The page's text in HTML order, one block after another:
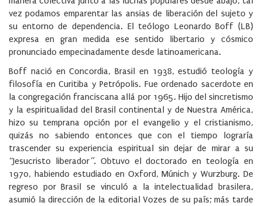
vez podamos emparentar las ansias de liberación del sujeto y
su entorno de dependencia. El teólogo Leonardo Boff (LB)
expresa en gran medida ese sentido libertario y cósmico
pronunciado empecinadamente desde latinoamericana.
Boff nació en Concordia, Brasil en 1938, estudió teología y
filosofía en Curitiba y Petrópolis. Fue ordenado sacerdote en
la congregación franciscana allá por 1965. Hijo del sincretismo
y la espiritualidad del Brasil continental y de Nuestra América,
hizo su temprana opción por el evangelio y el cristianismo,
quizás no sabiendo entonces que con el tiempo lograría
trascender su experiencia espiritual sin dejar de mirar a su
“Jesucristo liberador”. Obtuvo el doctorado en teología en
1970, habiendo estudiado en Oxford, Múnich y Wurzburg. De
regreso por Brasil se vinculó a la intelectualidad brasilera,
asumió la dirección de la editorial Vozes de su país; más tarde